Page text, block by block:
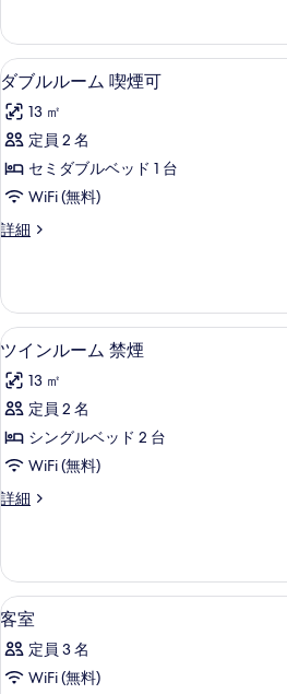
表
示
す
る
の
す
べ
て
の
写
真
を
す
る
ー
ム
禁
煙
の
詳
ダ
ブ
ル
ル
ー
喫
可
の
す
べ
て
の
写
真
示
す
る
アイ
2
ダブルルーム 喫煙可
13 ㎡
定員 2 名
セミダブルベッド 1 台
WiFi (無料)
詳細
ダ
ー
ム
喫
可
の
細
ツ
イ
ン
ル
ー
禁
の
す
べ
て
の
ツイ
3
ツインルーム 禁煙
13 ㎡
定員 2 名
シングルベッド 2 台
WiFi (無料)
詳細
ツ
ー
ム
禁
の
詳
客
室
の
アイ
1
客室
定員 3 名
WiFi (無料)